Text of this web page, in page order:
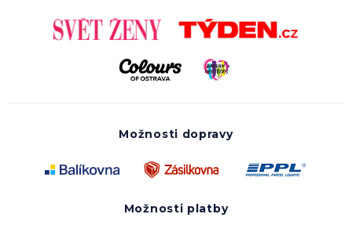
Možnosti dopravy
Možnosti platby